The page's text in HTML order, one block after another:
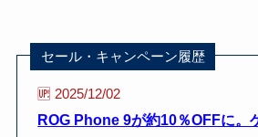
セール・キャンペーン履歴
🆙 2025/12/02
ROG Phone 9が約10％OFFに。